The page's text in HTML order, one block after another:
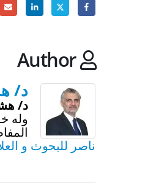
Author
د/
د/
ناصر للبحوث و